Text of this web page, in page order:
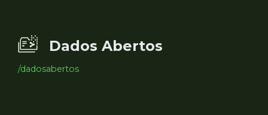
Dados Abertos
/dadosabertos